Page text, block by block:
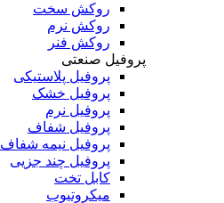
روکش سخت
روکش نرم
روکش فنر
پروفیل صنعتی
پروفیل پلاستیکی
پروفیل خشک
پروفیل نرم
پروفیل شفاف
پروفیل نیمه شفاف
پروفیل چند جزیی
کابل تخت
میکروتیوب